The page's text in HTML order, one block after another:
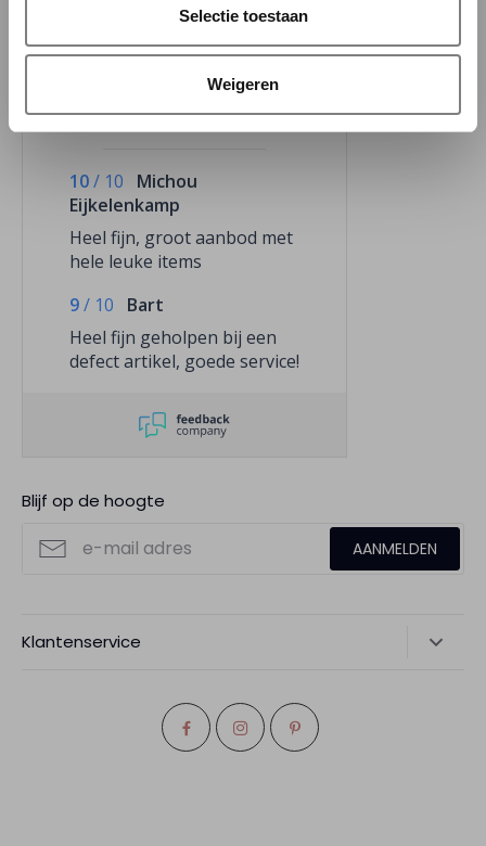
Selectie toestaan
Weigeren
9.7 / 10
10/ 10
Michou
Eijkelenkamp
Heel fijn, groot aanbod met
hele leuke items
9/ 10
Bart
Heel fijn geholpen bij een
defect artikel, goede service!
Blijf op de hoogte
AANMELDEN
Klantenservice
Bestelling herroepen